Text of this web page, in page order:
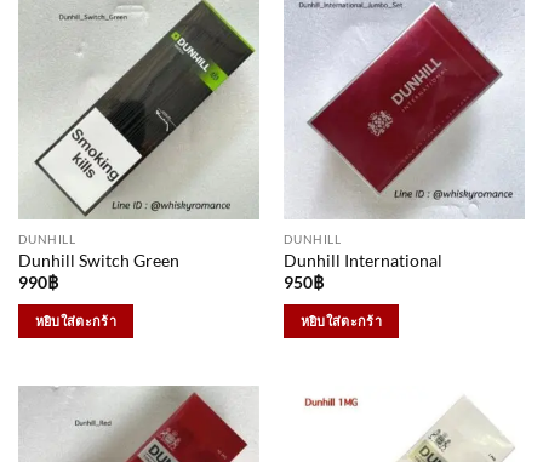
DUNHILL
Dunhill Switch Green
990฿
หยิบใส่ตะกร้า
DUNHILL
Dunhill International
950฿
หยิบใส่ตะกร้า